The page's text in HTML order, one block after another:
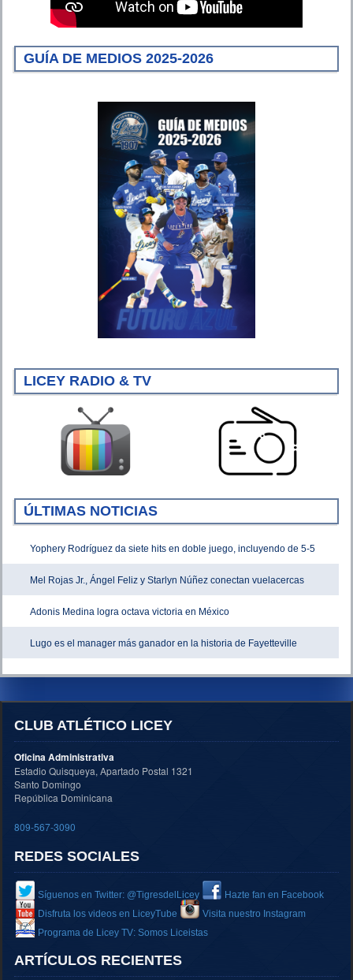
GUÍA DE MEDIOS 2025-2026
LICEY RADIO & TV
ÚLTIMAS NOTICIAS
Yophery Rodríguez da siete hits en doble juego, incluyendo de 5-5
Mel Rojas Jr., Ángel Feliz y Starlyn Núñez conectan vuelacercas
Adonis Medina logra octava victoria en México
Lugo es el manager más ganador en la historia de Fayetteville
CLUB ATLÉTICO LICEY
Oficina Administrativa
Estadio Quisqueya, Apartado Postal 1321
Santo Domingo
República Dominicana
809-567-3090
REDES SOCIALES
Síguenos en Twitter: @TigresdelLicey
Hazte fan en Facebook
Disfruta los videos en LiceyTube
Visita nuestro Instagram
Programa de Licey TV: Somos Liceistas
ARTÍCULOS RECIENTES